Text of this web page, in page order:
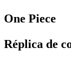
One Piece
Réplica de